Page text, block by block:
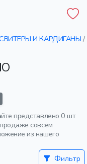
И КАРДИГАНЫ/
представлено 0 шт
совсем
из нашего
Фильтр